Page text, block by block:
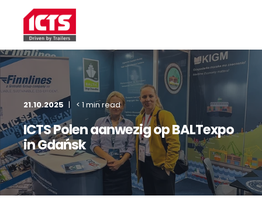
21.10.2025 < 1 min read
ICTS Polen aanwezig op BALTexpo
in Gdańsk